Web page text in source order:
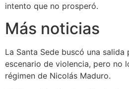
intento que no prosperó.
Más noticias
La Santa Sede buscó una
escenario de violencia, pero no
régimen de Nicolás Maduro.